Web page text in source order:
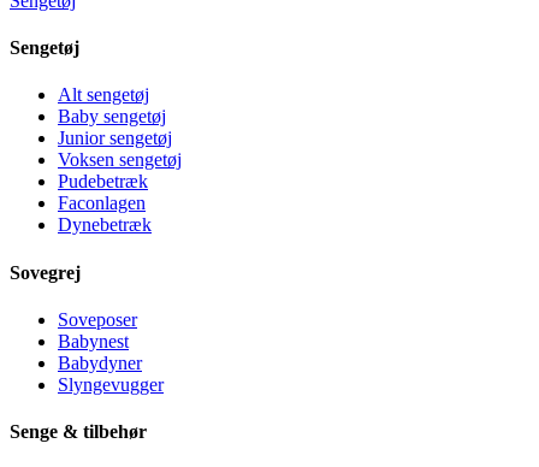
Sengetøj
Alt sengetøj
Baby sengetøj
Junior sengetøj
Voksen sengetøj
Pudebetræk
Faconlagen
Dynebetræk
Sovegrej
Soveposer
Babynest
Babydyner
Slyngevugger
Senge & tilbehør